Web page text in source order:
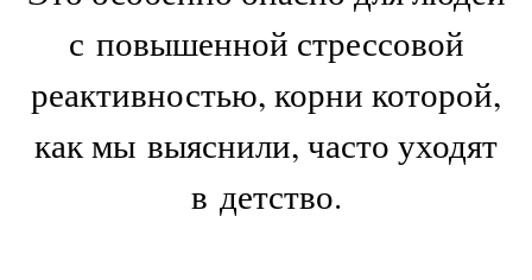
с повышенной стрессовой
реактивностью, корни которой,
как мы выяснили, часто уходят
в детство.